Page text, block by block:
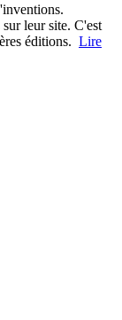
sur leur site. C'est
éditions. Lire